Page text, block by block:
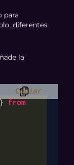
para
diferentes
la
Copiar
} from